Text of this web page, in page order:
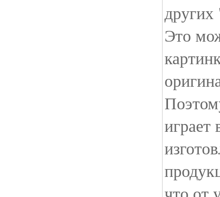
других
Это